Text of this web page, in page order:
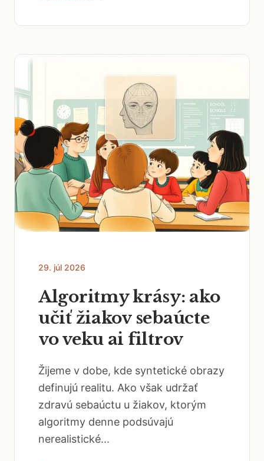
29. júl 2026
Algoritmy krásy: ako
učiť žiakov sebaúcte
vo veku ai filtrov
Žijeme v dobe, kde syntetické obrazy
definujú realitu. Ako však udržať
zdravú sebaúctu u žiakov, ktorým
algoritmy denne podsúvajú
nerealistické...